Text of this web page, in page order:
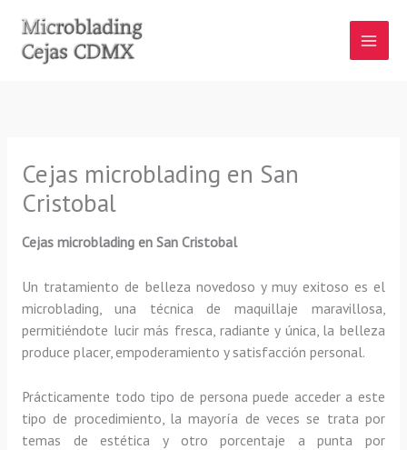
contenido
Cejas microblading en San
Cristobal
Cejas microblading en San Cristobal
Un tratamiento de belleza novedoso y muy exitoso es el
microblading, una técnica de maquillaje maravillosa,
permitiéndote lucir más fresca, radiante y única, la belleza
produce placer, empoderamiento y satisfacción personal.
Prácticamente todo tipo de persona puede acceder a este
tipo de procedimiento, la mayoría de veces se trata por
temas de estética y otro porcentaje a punta por